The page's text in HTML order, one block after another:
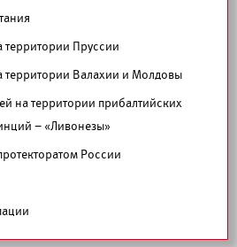
территории Пруссии
территории Валахии и Молдовы
на территории прибалтийских
– «Ливонезы»
России